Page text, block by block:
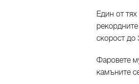
Един от
скорост до
Фаровете
камъните